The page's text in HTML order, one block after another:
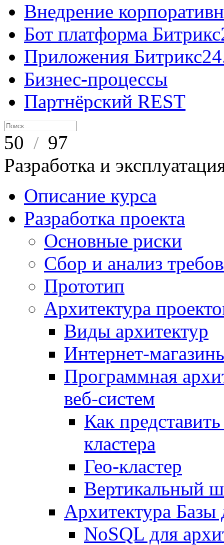
Внедрение
Бот платформа
Приложения
Бизнес-процессы
Партнёрский REST
50 / 97
Разработка и
Описание курса
Разработка проекта
Основные риски
Сбор и анализ
Прототип
Архитектура
Виды архитектур
Интернет-
Программная
веб-систем
Как
кластера
Гео-кластер
Вертикальный
Архитектура
NoSQL для